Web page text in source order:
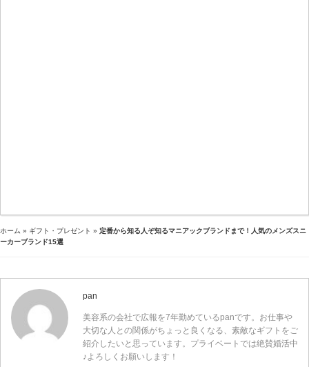
ホーム » ギフト・プレゼント » 定番から知る人ぞ知るマニアックブランドまで！人気のメンズスニ
ーカーブランド15選
pan
美容系の会社で広報を7年勤めているpanです。お仕事や
大切な人との関係がちょっと良くなる、素敵なギフトをご
紹介したいと思っています。プライベートでは絶賛婚活中
♪よろしくお願いします！